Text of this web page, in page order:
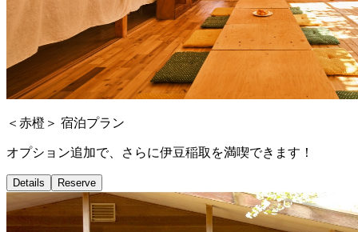
＜赤橙＞ 宿泊プラン
オプション追加で、さらに伊豆稲取を満喫できます！
Details Reserve